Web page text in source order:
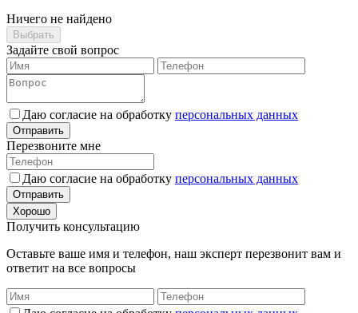
Ничего не найдено
Выбрать
Задайте свой вопрос
Даю согласие на обработку персональных данных
Отправить
Перезвоните мне
Даю согласие на обработку персональных данных
Отправить
Хорошо
Получить консультацию
Оставьте ваше имя и телефон, наш эксперт перезвонит вам и
ответит на все вопросы